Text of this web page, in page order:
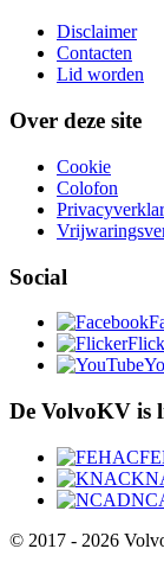
Disclaimer
Contacten
Lid worden
Over deze site
Cookie
Colofon
Social
De VolvoKV is
© 2017 - 2026